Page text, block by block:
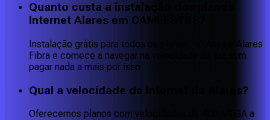
Quanto custa a instalação dos planos
Internet Alares em CAMPESTRE?
Instalação grátis para todos os planos! 🤩 Assine Alares
Fibra e comece a navegar na velocidade da luz sem
pagar nada a mais por isso.
Qual a velocidade da internet da Alares?
Oferecemos planos com velocidades de 400 MEGA a